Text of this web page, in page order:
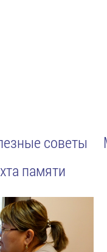
советы
памяти